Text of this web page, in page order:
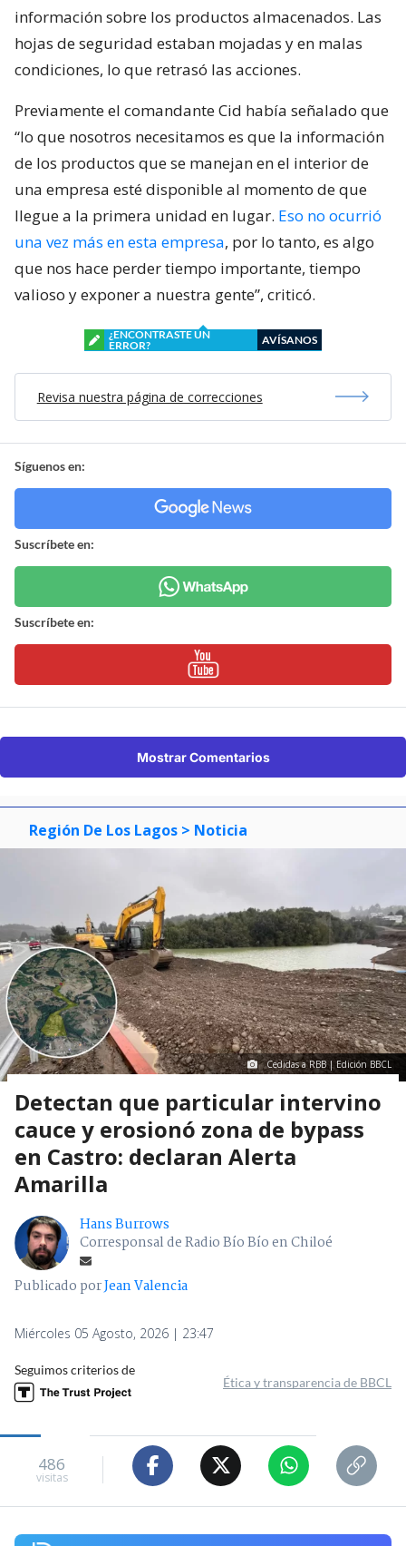
información sobre los productos almacenados. Las
hojas de seguridad estaban mojadas y en malas
condiciones, lo que retrasó las acciones.
Previamente el comandante Cid había señalado que
“lo que nosotros necesitamos es que la información
de los productos que se manejan en el interior de
una empresa esté disponible al momento de que
llegue a la primera unidad en lugar. Eso no ocurrió
una vez más en esta empresa, por lo tanto, es algo
que nos hace perder tiempo importante, tiempo
valioso y exponer a nuestra gente”, criticó.
¿ENCONTRASTE UN
ERROR?
AVÍSANOS
Revisa nuestra página de correcciones
Síguenos en:
Suscríbete en:
Suscríbete en:
Mostrar Comentarios
Región De Los Lagos > Noticia
Cedidas a RBB | Edición BBCL
Detectan que particular intervino
cauce y erosionó zona de bypass
en Castro: declaran Alerta
Amarilla
Hans Burrows
Corresponsal de Radio Bío Bío en Chiloé
Publicado porJean Valencia
Miércoles 05 Agosto, 2026 | 23:47
Seguimos criterios de
Ética y transparencia de BBCL
486
visitas